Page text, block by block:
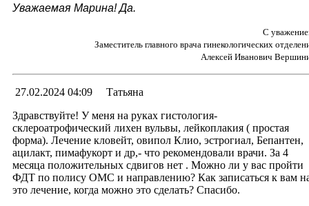
Уважаемая Марина! Да.
С
Заместитель главного врача гинекологических
Алексей Иванович
27.02.2024 04:09
Татьяна
Здравствуйте! У меня на руках гистология-
склероатрофический лихен вульвы, лейкоплакия ( простая
форма). Лечение кловейт, овипол Клио, эстрогиал, Бепантен,
ацилакт, пимафукорт и др,- что рекомендовали врачи. За 4
месяца положительных сдвигов нет . Можно ли у вас пройти
ФДТ по полису ОМС и направлению? Как записаться к вам
это лечение, когда можно это сделать? Спасибо.